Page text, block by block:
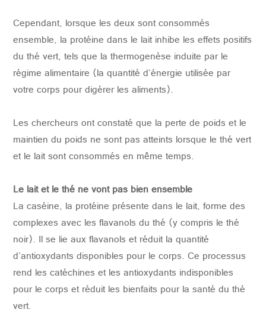
Cependant, lorsque les deux sont consommés
ensemble, la protéine dans le lait inhibe les effets positifs
du thé vert, tels que la thermogenèse induite par le
régime alimentaire (la quantité d'énergie utilisée par
votre corps pour digérer les aliments).
Les chercheurs ont constaté que la perte de poids et le
maintien du poids ne sont pas atteints lorsque le thé vert
et le lait sont consommés en même temps.
Le lait et le thé ne vont pas bien ensemble
La caséine, la protéine présente dans le lait, forme des
complexes avec les flavanols du thé (y compris le thé
noir). Il se lie aux flavanols et réduit la quantité
d'antioxydants disponibles pour le corps. Ce processus
rend les catéchines et les antioxydants indisponibles
pour le corps et réduit les bienfaits pour la santé du thé
vert.